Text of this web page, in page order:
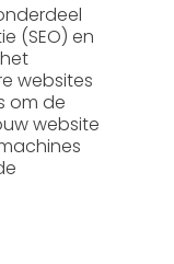
(SEO) en
websites
om de
website